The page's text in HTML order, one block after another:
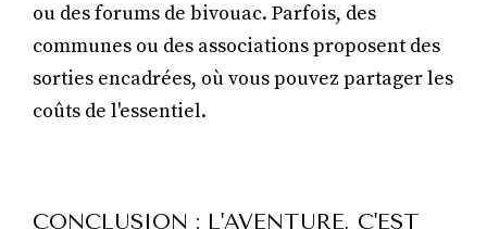
ou des forums de bivouac. Parfois, des
communes ou des associations proposent des
sorties encadrées, où vous pouvez partager les
coûts de l'essentiel.
CONCLUSION : L'AVENTURE, C'EST